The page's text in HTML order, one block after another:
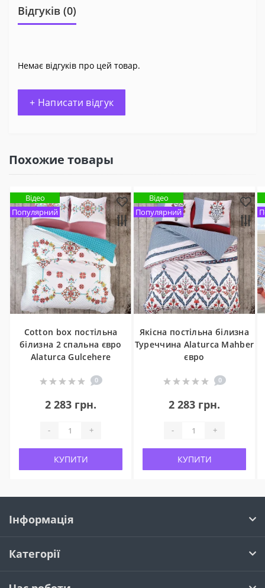
Відгуків (0)
Немає відгуків про цей товар.
+ Написати відгук
Похожие товары
Відео
Популярний
Cotton box постільна
білизна 2 спальна євро
Alaturca Gulcehere
0
2 283 грн.
- +
КУПИТИ
Відео
Популярний
Якісна постільна білизна
Туреччина Alaturca Mahber
євро
0
2 283 грн.
- +
КУПИТИ
Інформація
Категорії